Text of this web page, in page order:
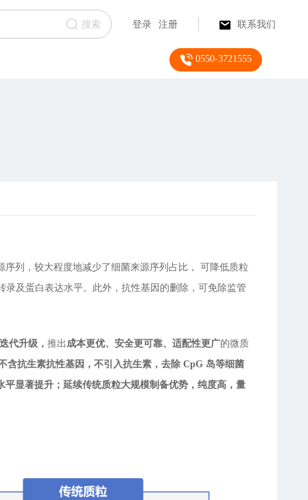
搜索 登录 注册 联系我们
0550-3721555
列，较大程度地减少了细菌来源序列占比， 可降低质粒
及蛋白表达水平。此外，抗性基因的删除，可免除监管
代升级， 推出 成本更优、安全更可靠、适配性更广的微质
含抗生素抗性基因，不引入抗生素，去除 CpG 岛等细菌
显著提升；延续传统质粒大规模制备优势，纯度高，量